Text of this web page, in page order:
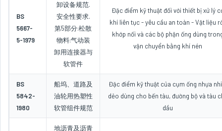
BS
5667-
5-1979
卸设备规范.
安全性要求.
第5部分:松散
物料:气动装
卸用连接器与
软管件
Đặc điểm kỹ thuật đối với thiết bị xử lý
khí liên tục - yêu cầu an toàn - Vật liệu
khớp nối và các bộ phận ống dùng
vận chuyển bằng khí nén
BS
5842-
1980
船坞、道路及
油轮用热塑性
软管组件规范
Đặc điểm kỹ thuật của cụm ống nhựa
dẻo dùng cho bến tàu, đường bộ và tàu
dầu
地沥青及沥青